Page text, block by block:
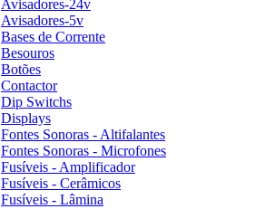
Avisadores-24v
Avisadores-5v
Bases de Corrente
Besouros
Botões
Contactor
Dip Switchs
Displays
Fontes Sonoras - Altifalantes
Fontes Sonoras - Microfones
Fusíveis - Amplificador
Fusíveis - Cerâmicos
Fusíveis - Lâmina